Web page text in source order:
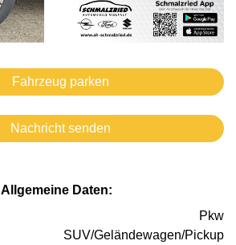
Fahrzeug parken
Nachricht senden
Allgemeine Daten:
Pkw
SUV/Geländewagen/Pickup